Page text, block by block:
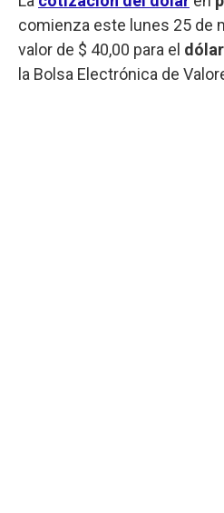
comienza este lunes 25 de
valor de $ 40,00 para el
la Bolsa Electrónica de